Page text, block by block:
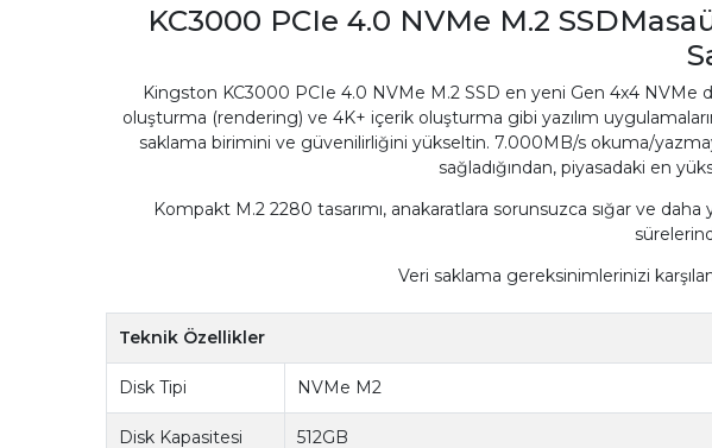
KC3000 PCIe 4.0 NVMe M.2
Kingston KC3000 PCIe 4.0 NVMe M.2 SSD en yeni Gen 4x4 NVMe
oluşturma (rendering) ve 4K+ içerik oluşturma gibi yazılım
saklama birimini ve güvenilirliğini yükseltin. 7.000MB/s okuma/
sağladığından, piyasadaki en
Kompakt M.2 2280 tasarımı, anakaratlara sorunsuzca sığar ve
Veri saklama gereksinimlerinizi
Teknik Özellikler
Disk Tipi NVMe M2
Disk Kapasitesi 512GB